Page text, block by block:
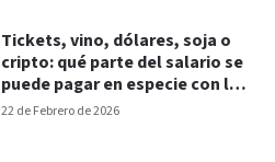
22 de Febrero de 2026
Tickets, vino, dólares, soja o
cripto: qué parte del salario se
puede pagar en especie con la
Reforma Laboral